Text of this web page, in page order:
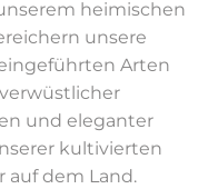
heimischen
unsere
Arten
und eleganter
kultivierten
auf dem Land.